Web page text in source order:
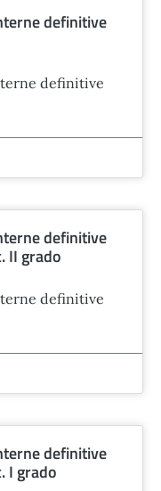
definitive
definitive
definitive
II grado
definitive
definitive
I grado